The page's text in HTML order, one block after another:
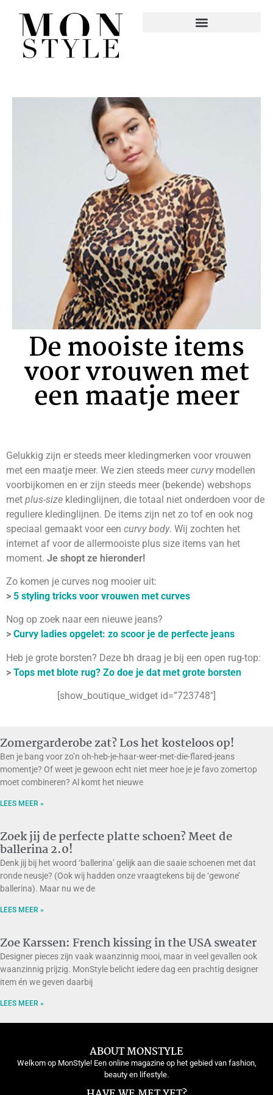
De mooiste items
voor vrouwen met
een maatje meer
Gelukkig zijn er steeds meer kledingmerken voor vrouwen
met een maatje meer. We zien steeds meer curvymodellen
voorbijkomen en er zijn steeds meer (bekende) webshops
met plus-size kledinglijnen, die totaal niet onderdoen voor de
reguliere kledinglijnen. De items zijn net zo tof en ook nog
speciaal gemaakt voor een curvy body. Wij zochten het
internet af voor de allermooiste plus size items van het
moment. Je shopt ze hieronder!
Zo komen je curves nog mooier uit:
> 5 styling tricks voor vrouwen met curves
Nog op zoek naar een nieuwe jeans?
> Curvy ladies opgelet: zo scoor je de perfecte jeans
Heb je grote borsten? Deze bh draag je bij een open rug-top:
> Tops met blote rug? Zo doe je dat met grote borsten
[show_boutique_widget id=”723748″]
Zomergarderobe zat? Los het kosteloos op!
Ben je bang voor zo’n oh-heb-je-haar-weer-met-die-flared-jeans
momentje? Of weet je gewoon echt niet meer hoe je je favo zomertop
moet combineren? Al komt het nieuwe
LEES MEER »
Zoek jij de perfecte platte schoen? Meet de
ballerina 2.0!
Denk jij bij het woord ‘ballerina’ gelijk aan die saaie schoenen met dat
ronde neusje? (Ook wij hadden onze vraagtekens bij de ‘gewone’
ballerina). Maar nu we de
LEES MEER »
Zoe Karssen: French kissing in the USA sweater
Designer pieces zijn vaak waanzinnig mooi, maar in veel gevallen ook
waanzinnig prijzig. MonStyle belicht iedere dag een prachtig designer
item én we geven daarbij
LEES MEER »
ABOUT MONSTYLE
Welkom op MonStyle! Een online magazine op het gebied van fashion,
beauty en lifestyle.